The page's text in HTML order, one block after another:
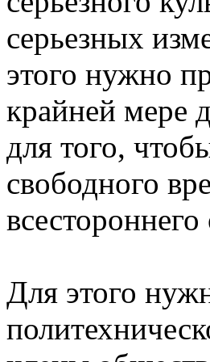
серьезных
этого нужно
крайней мере
для того,
свободного
Для этого